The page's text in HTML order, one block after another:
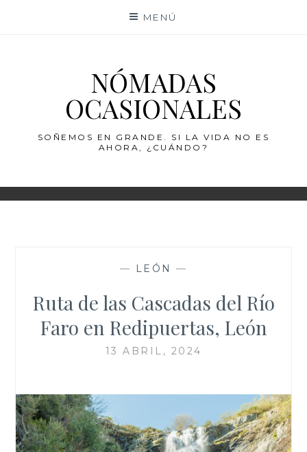
MENÚ
NÓMADAS
OCASIONALES
SOÑEMOS EN GRANDE. SI LA VIDA NO ES
AHORA, ¿CUÁNDO?
— LEÓN —
Ruta de las Cascadas del Río
Faro en Redipuertas, León
13 ABRIL, 2024